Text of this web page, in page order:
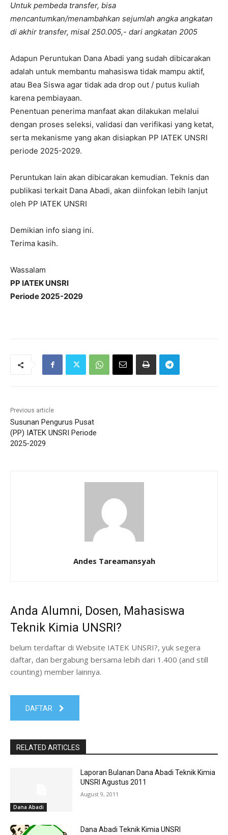
Untuk pembeda transfer, bisa
mencantumkan/menambahkan sejumlah angka angkatan
di akhir transfer, misal 250.005,- dari angkatan 2005
Adapun Peruntukan Dana Abadi yang sudah dibicarakan
adalah untuk membantu mahasiswa tidak mampu aktif,
atau Bea Siswa agar tidak ada drop out / putus kuliah
karena pembiayaan.
Penentuan penerima manfaat akan dilakukan melalui
dengan proses seleksi, validasi dan verifikasi yang ketat,
serta mekanisme yang akan disiapkan PP IATEK UNSRI
periode 2025-2029.
Peruntukan lain akan dibicarakan kemudian. Teknis dan
publikasi terkait Dana Abadi, akan diinfokan lebih lanjut
oleh PP IATEK UNSRI
Demikian info siang ini.
Terima kasih.
Wassalam
PP IATEK UNSRI
Periode 2025-2029
Previous article
Susunan Pengurus Pusat
(PP) IATEK UNSRI Periode
2025-2029
Andes Tareamansyah
Anda Alumni, Dosen, Mahasiswa
Teknik Kimia UNSRI?
belum terdaftar di Website IATEK UNSRI?, yuk segera
daftar, dan bergabung bersama lebih dari 1.400 (and still
counting) member lainnya.
DAFTAR
RELATED ARTICLES
Dana Abadi
Laporan Bulanan Dana Abadi Teknik Kimia
UNSRI Agustus 2011
August 9, 2011
Dana Abadi Teknik Kimia UNSRI